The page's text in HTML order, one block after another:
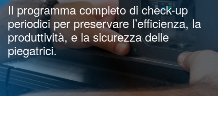
Il programma completo di check-up
periodici per preservare l’efficienza, la
produttività, e la sicurezza delle
piegatrici.